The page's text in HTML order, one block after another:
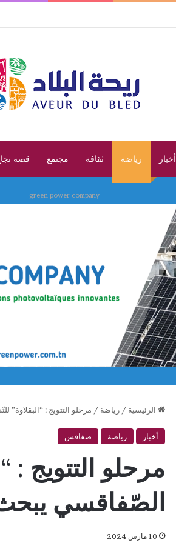
أخبار رياضة ثقافة مجتمع قصة
green power company
الرئيسية / رياضة / مرحلو التتويج : “البقلاوة”
أخبار رياضة صفاقس
مرحلو التتويج :
الصّفاقسي يبحث
10 مارس 2024